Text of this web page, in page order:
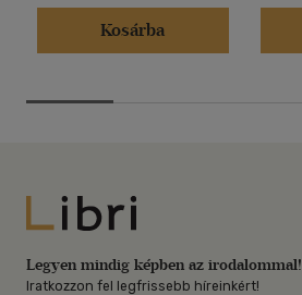
Kosárba
Libri
Legyen mindig képben az irodalommal!
Iratkozzon fel legfrissebb híreinkért!